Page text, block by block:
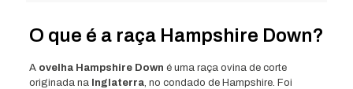
O que é a raça Hampshire Down?
A ovelha Hampshire Down é uma raça ovina de corte
originada na Inglaterra, no condado de Hampshire. Foi